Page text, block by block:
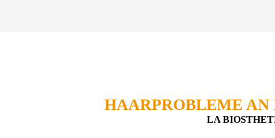
HAAR­PROBLEME AN
LA